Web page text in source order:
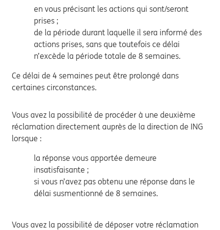
en vous précisant les actions qui sont/seront
prises ;
de la période durant laquelle il sera informé des
actions prises, sans que toutefois ce délai
n’excède la période totale de 8 semaines.
Ce délai de 4 semaines peut être prolongé dans
certaines circonstances.
Vous avez la possibilité de procéder à une deuxième
réclamation directement auprès de la direction de ING
lorsque :
la réponse vous apportée demeure
insatisfaisante ;
si vous n’avez pas obtenu une réponse dans le
délai susmentionné de 8 semaines.
Vous avez la possibilité de déposer votre réclamation